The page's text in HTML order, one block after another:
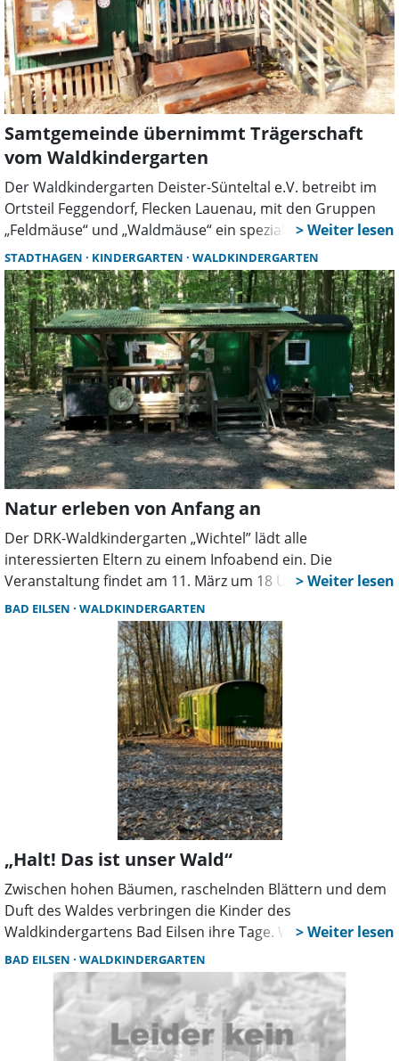
Samtgemeinde übernimmt Trägerschaft
vom Waldkindergarten
Der Waldkindergarten Deister-Sünteltal e.V. betreibt im
Ortsteil Feggendorf, Flecken Lauenau, mit den Gruppen
„Feldmäuse“ und „Waldmäuse“ ein spezialisiertes
waldpädagogisches Angebot, mit insgesamt dreißig
Plätzen. „Damit leistet die Einrichtung einen wichtigen
Beitrag zur frühkindlichen Bildung und Betreuung in der
Samtgemeinde Rodenberg“, so die Erklärung der
Verwaltung.
STADTHAGEN KINDERGARTEN WALDKINDERGARTEN
Natur erleben von Anfang an
Der DRK-Waldkindergarten „Wichtel” lädt alle
interessierten Eltern zu einem Infoabend ein. Die
Veranstaltung findet am 11. März um 18 Uhr im
Bauwagen des DRK-Waldkindergartens am Forsthaus Halt
in Stadthagen statt.
BAD EILSEN WALDKINDERGARTEN
„Halt! Das ist unser Wald“
Zwischen hohen Bäumen, raschelnden Blättern und dem
Duft des Waldes verbringen die Kinder des
Waldkindergartens Bad Eilsen ihre Tage. Wer den Harrl
betritt, spürt sofort, warum dieser Ort für viele Eltern und
Erzieher mehr ist als ein Kindergarten – hier wird Natur zu
Erfahrung, Abenteuer zum Alltag.
BAD EILSEN WALDKINDERGARTEN